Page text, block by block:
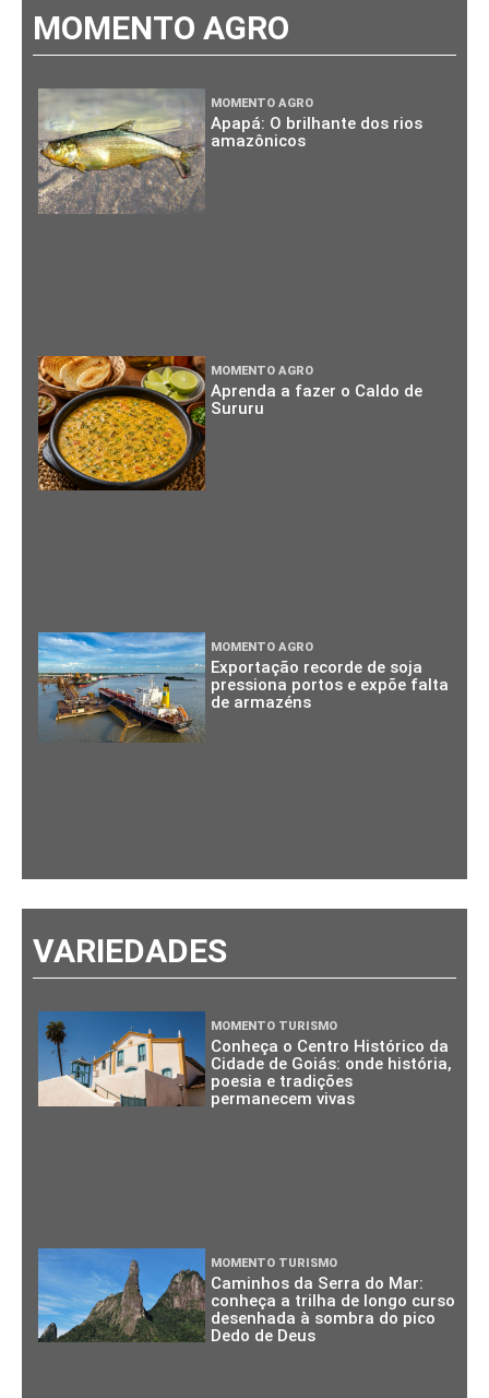
MOMENTO AGRO
MOMENTO AGRO
Apapá: O brilhante dos rios
amazônicos
MOMENTO AGRO
Aprenda a fazer o Caldo de
Sururu
MOMENTO AGRO
Exportação recorde de soja
pressiona portos e expõe falta
de armazéns
VARIEDADES
MOMENTO TURISMO
Conheça o Centro Histórico da
Cidade de Goiás: onde história,
poesia e tradições
permanecem vivas
MOMENTO TURISMO
Caminhos da Serra do Mar:
conheça a trilha de longo curso
desenhada à sombra do pico
Dedo de Deus